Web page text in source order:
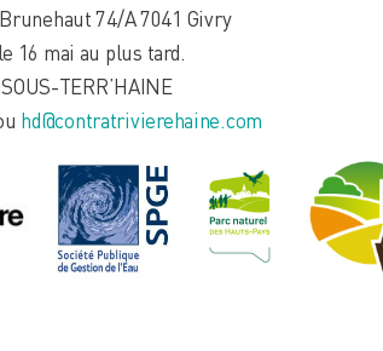
74/A 7041 Givry
16 mai au plus tard.
TERR’HAINE
hd@contratrivierehaine.com